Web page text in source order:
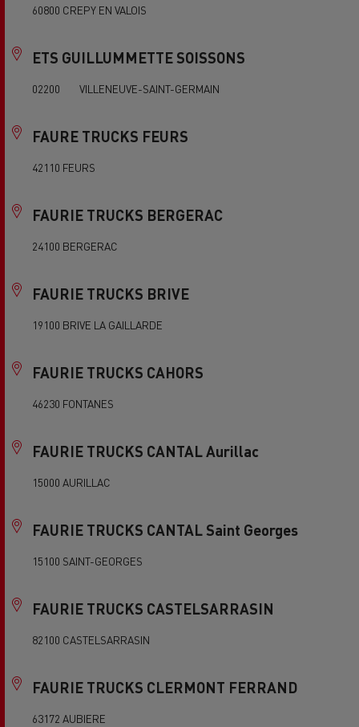
60800 CREPY EN VALOIS
ETS GUILLUMMETTE SOISSONS
02200 VILLENEUVE-SAINT-GERMAIN
FAURE TRUCKS FEURS
42110 FEURS
FAURIE TRUCKS BERGERAC
24100 BERGERAC
FAURIE TRUCKS BRIVE
19100 BRIVE LA GAILLARDE
FAURIE TRUCKS CAHORS
46230 FONTANES
FAURIE TRUCKS CANTAL Aurillac
15000 AURILLAC
FAURIE TRUCKS CANTAL Saint Georges
15100 SAINT-GEORGES
FAURIE TRUCKS CASTELSARRASIN
82100 CASTELSARRASIN
FAURIE TRUCKS CLERMONT FERRAND
63172 AUBIERE